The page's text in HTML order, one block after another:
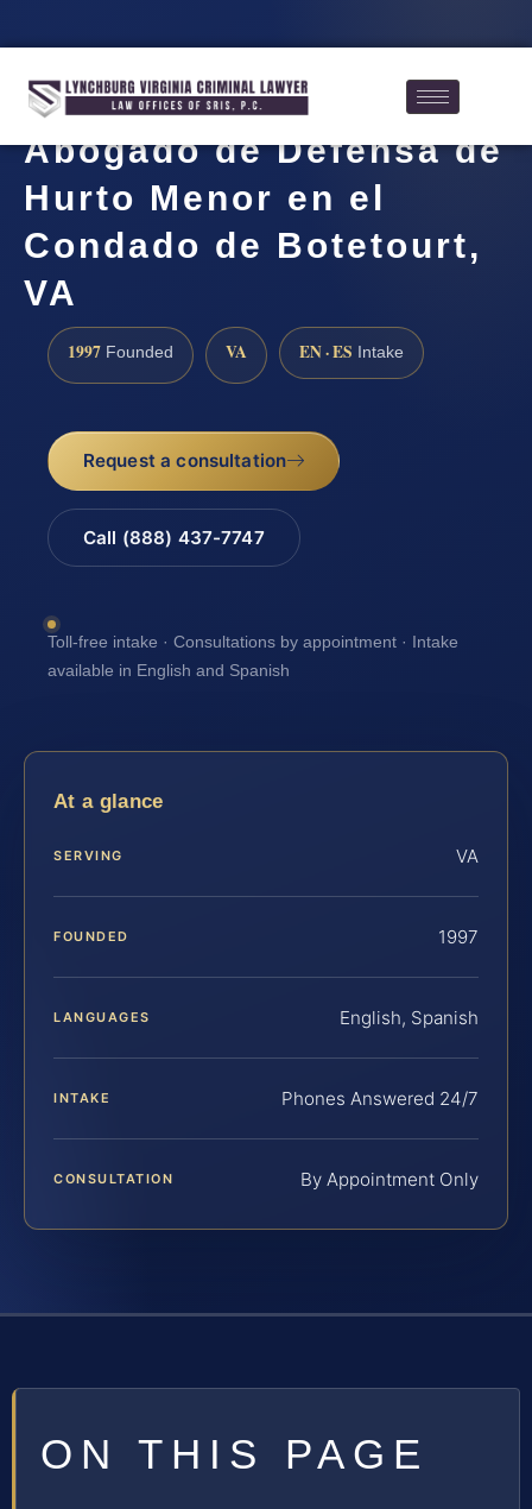
Abogado de Defensa de
Hurto Menor en el
Condado de Botetourt,
VA
1997 Founded VA EN · ES Intake
Request a consultation
Call (888) 437-7747
Toll-free intake · Consultations by appointment · Intake
available in English and Spanish
At a glance
SERVING VA
FOUNDED 1997
LANGUAGES English, Spanish
INTAKE Phones Answered 24/7
CONSULTATION By Appointment Only
ON THIS PAGE